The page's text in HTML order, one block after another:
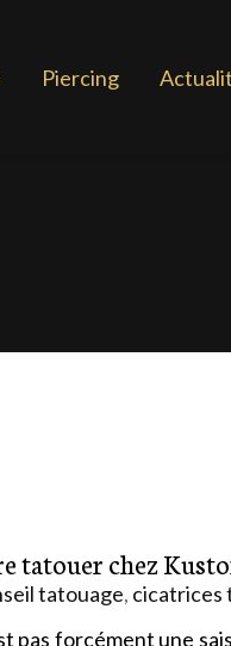
Piercing
tatouer chez
tatouage, cicatrices
pas forcément une